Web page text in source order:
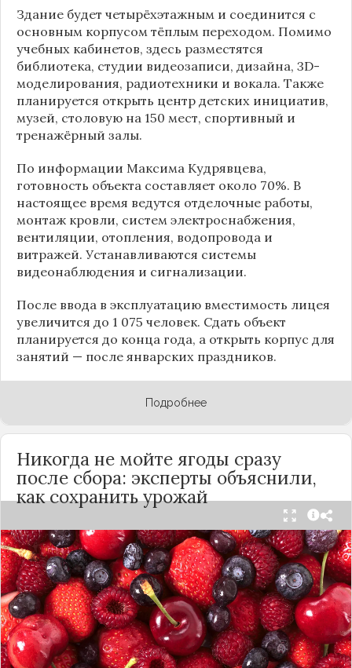
Здание будет четырёхэтажным и соединится с
основным корпусом тёплым переходом. Помимо
учебных кабинетов, здесь разместятся
библиотека, студии видеозаписи, дизайна, 3D-
моделирования, радиотехники и вокала. Также
планируется открыть центр детских инициатив,
музей, столовую на 150 мест, спортивный и
тренажёрный залы.
По информации Максима Кудрявцева,
готовность объекта составляет около 70%. В
настоящее время ведутся отделочные работы,
монтаж кровли, систем электроснабжения,
вентиляции, отопления, водопровода и
витражей. Устанавливаются системы
видеонаблюдения и сигнализации.
После ввода в эксплуатацию вместимость лицея
увеличится до 1 075 человек. Сдать объект
планируется до конца года, а открыть корпус для
занятий — после январских праздников.
Подробнее
Никогда не мойте ягоды сразу
после сбора: эксперты объяснили,
как сохранить урожай
Мытьё ягод сразу после сбора может обернуться
полной потерей урожая. Как отмечает канал
«Сделай сам», на поверхности плодов есть
естественный восковой налёт, который играет
роль природного барьера. Он защищает ягоды
от пересыхания, бактерий и плесени. При
смывании этого слоя плоды быстро начинают
темнеть, покрываться налётом и терять вкус.